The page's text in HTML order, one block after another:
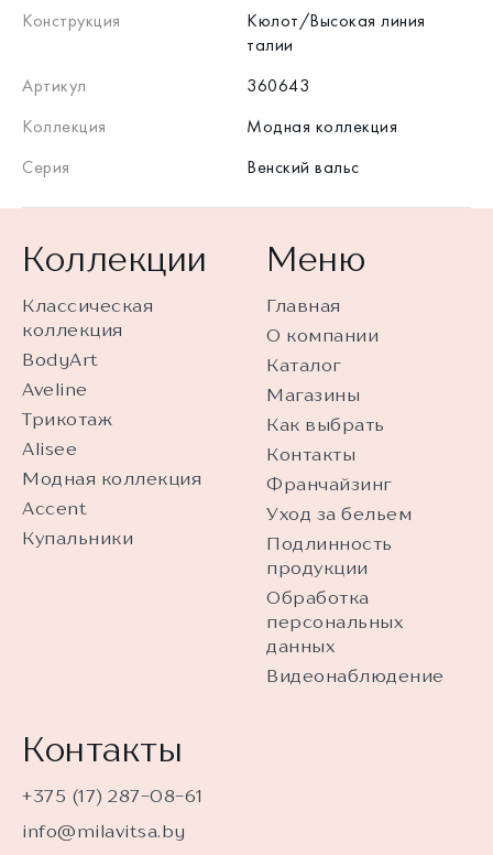
Конструкция
Кюлот/Высокая линия
талии
Артикул
360643
Коллекция
Модная коллекция
Серия
Венский вальс
Коллекции
Классическая
коллекция
BodyArt
Aveline
Трикотаж
Alisee
Модная коллекция
Accent
Купальники
Меню
Главная
О компании
Каталог
Магазины
Как выбрать
Контакты
Франчайзинг
Уход за бельем
Подлинность
продукции
Обработка
персональных
данных
Видеонаблюдение
Контакты
+375 (17) 287-08-61
info@milavitsa.by